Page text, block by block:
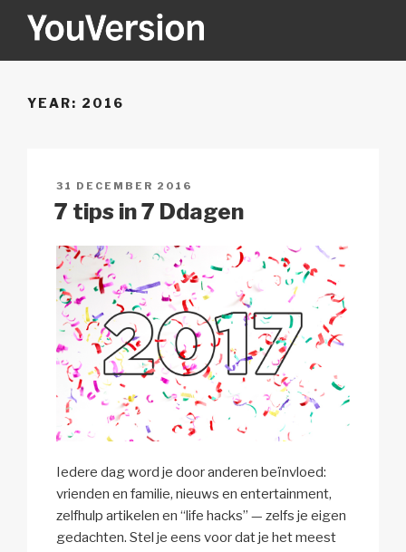
YOUVERSION
YEAR: 2016
GEPLAATST
OP
31 DECEMBER 2016
7 tips in 7 Ddagen
Iedere dag word je door anderen beïnvloed:
vrienden en familie, nieuws en entertainment,
zelfhulp artikelen en “life hacks” — zelfs je eigen
gedachten. Stel je eens voor dat je het meest